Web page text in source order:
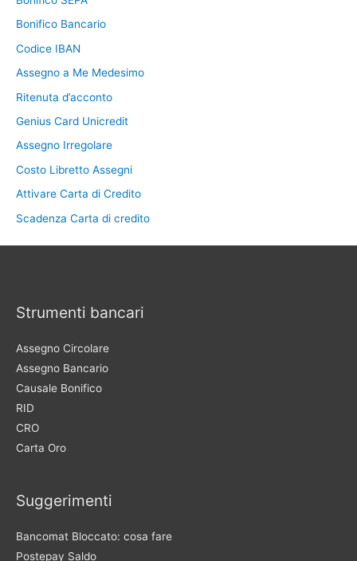
Bonifico Bancario
Codice IBAN
Assegno a Me Medesimo
Ritenuta d’acconto
Genius Card Unicredit
Assegno Irregolare
Costo Libretto Assegni
Attivare Carta di Credito
Scadenza Carta di credito
Strumenti bancari
Assegno Circolare
Assegno Bancario
Causale Bonifico
RID
CRO
Carta Oro
Suggerimenti
Bancomat Bloccato: cosa fare
Postepay Saldo